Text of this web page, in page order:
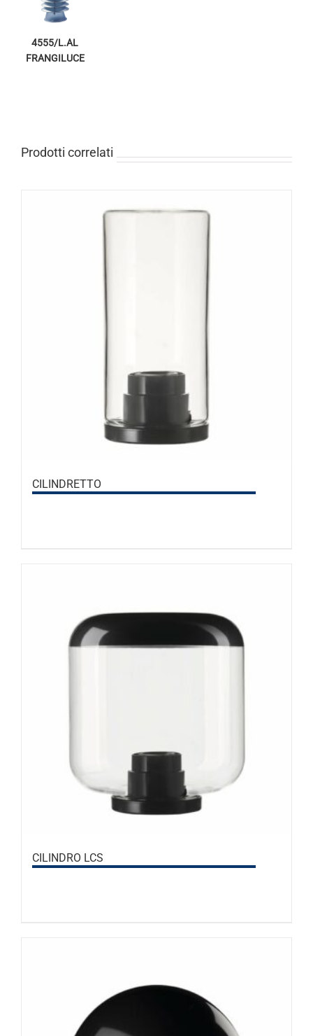
4555/L.AL
FRANGILUCE
Prodotti correlati
CILINDRETTO
CILINDRO LCS